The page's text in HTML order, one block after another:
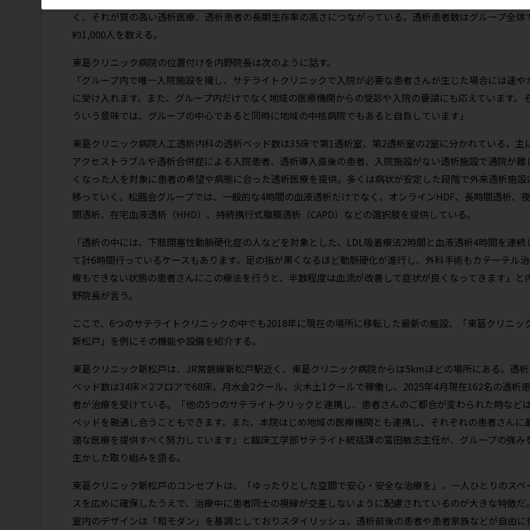
く、それが質の高い透析医療、透析患者の長期生存率の高さにつながっている。透析患者数はグループ全体
約1,000人を数える。
東葛クリニック病院の位置付けを内野院長は次のように話す。
「グループ内で唯一入院施設を擁し、サテライトクリニックで入院が必要な患者さんが生じた場合には速や
に受け入れます。また、グループ内だけでなく地域の医療機関からの受診や入院の要請にも応えています。
ういう意味では、グループの中心であると同時に地域の中核病院でもあると自負しています」
東葛クリニック病院人工透析内科の透析ベッド数は35床で第1透析室、第2透析室の2室に分かれている。主
アクセストラブルや透析合併症による入院患者、透析導入直後の患者、入院施設がない透析施設で通院が難
くなった人を対象に患者の希望や病態に合った透析医療を提供。多くは病状が安定した段階で外来透析施設
移っていく。松圓会グループでは、一般的な4時間の血液透析だけでなく、オンラインHDF、長時間透析、夜
間透析、在宅血液透析（HHD）、持続携行式腹膜透析（CAPD）などの選択肢を提供している。
「透析の中には、下肢閉塞性動脈硬化症の人などを対象とした、LDL吸着療法2時間と血液透析4時間を連続
て計6時間行っているケースもあります。足の指が黒くなるほど動脈硬化が進行し、外科手術もカテーテル治
療もできない状態の患者さんにこの療法を行うと、半数程度は血流が改善して症状が良くなってきます」と
野院長が言う。
ここで、6つのサテライトクリニックの中でも2018年に現在の場所に移転した最新の施設、「東葛クリニッ
新松戸」を例にその機能や設備を紹介する。
東葛クリニック新松戸は、JR常磐線新松戸駅近く、東葛クリニック病院からは5kmほどの場所にある。透析
ベッド数は34床×2フロアで68床。月水金2クール、火木土1クールで稼働し、2025年4月現在162名の透析患
者が治療を受けている。「他の5つのサテライトクリックと連携し、患者さんのご都合が変わられた時など
ベッドを融通し合うこともできます。また、本院はじめ地域の医療機関とも連携し、それぞれの患者さんに
適な医療を提供すべく努力しています」と臨床工学部サテライト統括課の富田敏志主任が、グループの強み
生かした取り組みを語る。
東葛クリニック新松戸のコンセプトは、「ゆったりとした空間で安心・安全な治療を」。一人ひとりのスペ
スを広めに確保したうえで、治療中に患者同士の視線が交差しないように配慮されているのが大きな特徴だ。
室内のデザインは「和モダン」を基調としておりスタイリッシュ。透析前後の患者や患者家族などが自由に